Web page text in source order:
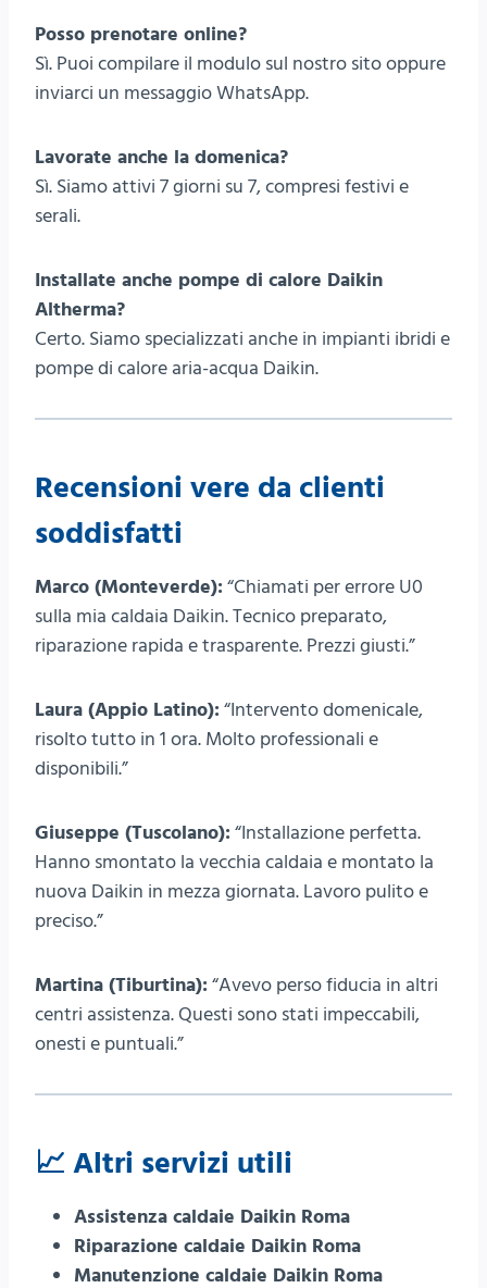
Posso prenotare online?
Sì. Puoi compilare il modulo sul nostro sito oppure
inviarci un messaggio WhatsApp.
Lavorate anche la domenica?
Sì. Siamo attivi 7 giorni su 7, compresi festivi e
serali.
Installate anche pompe di calore Daikin
Altherma?
Certo. Siamo specializzati anche in impianti ibridi e
pompe di calore aria-acqua Daikin.
Recensioni vere da clienti
soddisfatti
Marco (Monteverde): “Chiamati per errore U0
sulla mia caldaia Daikin. Tecnico preparato,
riparazione rapida e trasparente. Prezzi giusti.”
Laura (Appio Latino): “Intervento domenicale,
risolto tutto in 1 ora. Molto professionali e
disponibili.”
Giuseppe (Tuscolano): “Installazione perfetta.
Hanno smontato la vecchia caldaia e montato la
nuova Daikin in mezza giornata. Lavoro pulito e
preciso.”
Martina (Tiburtina): “Avevo perso fiducia in altri
centri assistenza. Questi sono stati impeccabili,
onesti e puntuali.”
📈 Altri servizi utili
Assistenza caldaie Daikin Roma
Riparazione caldaie Daikin Roma
Manutenzione caldaie Daikin Roma